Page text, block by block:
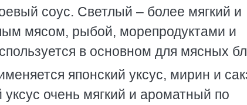
соус. Светлый – более мягкий и
мясом, рыбой, морепродуктами и
в основном для мясных
японский уксус, мирин и
очень мягкий и ароматный по